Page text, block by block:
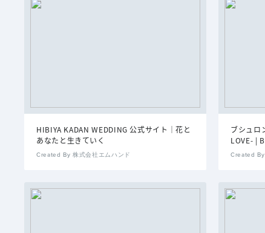
HIBIYA KADAN WEDDING 公式サイト｜花と
あなたと生きていく
Created By 株式会社エムハンド
ブシュロ
LOVE- |
Created By